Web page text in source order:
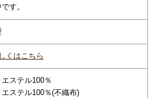
す。
くはこちら
ステル100％
ステル100％(不織布)